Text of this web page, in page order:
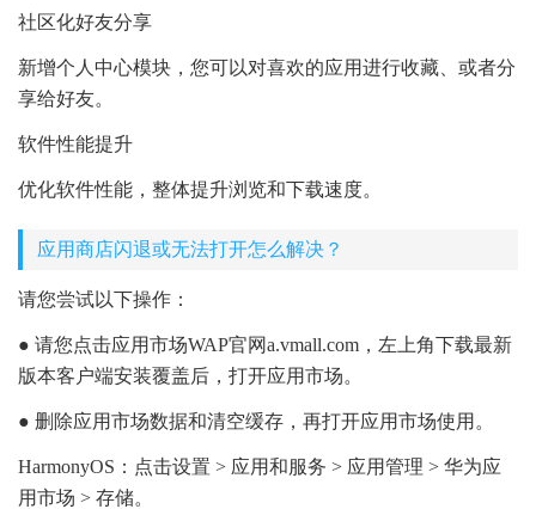
社区化好友分享
新增个人中心模块，您可以对喜欢的应用进行收藏、或者分
享给好友。
软件性能提升
优化软件性能，整体提升浏览和下载速度。
应用商店闪退或无法打开怎么解决？
请您尝试以下操作：
● 请您点击应用市场WAP官网a.vmall.com，左上角下载最新
版本客户端安装覆盖后，打开应用市场。
● 删除应用市场数据和清空缓存，再打开应用市场使用。
HarmonyOS：点击设置 > 应用和服务 > 应用管理 > 华为应
用市场 > 存储。